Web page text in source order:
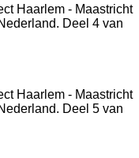
Haarlem - Maastricht
Deel 4 van
Haarlem - Maastricht
Deel 5 van